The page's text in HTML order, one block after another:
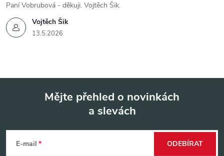
Vojtěch Šik
13.5.2026
Paní Vobrubová - děkuji. Vojtěch Šik.
Mějte přehled o novinkách
a slevách
E-mail ODEBÍRAT